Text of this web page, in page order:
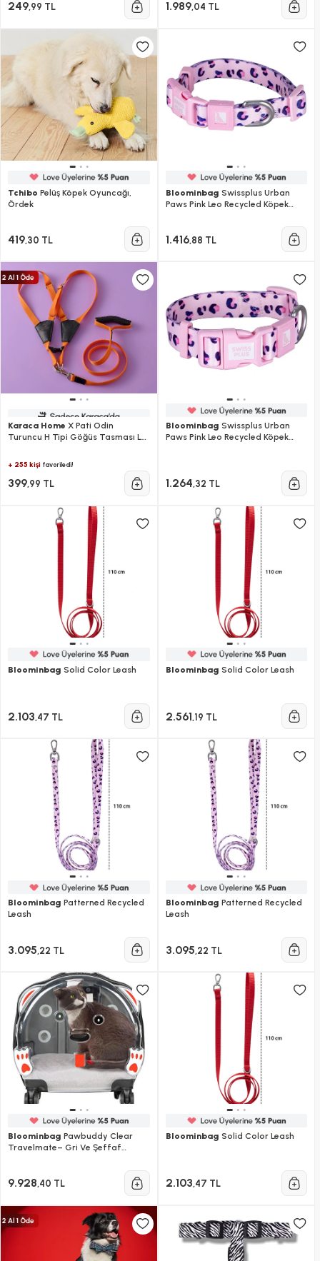
249,99 TL 1.989,04 TL
Tchibo Pelüş Köpek Oyuncağı,
Ördek
419,30 TL
Bloominbag Swissplus Urban
Paws Pink Leo Recycled Köpek
1.416,88 TL
Karaca Home X Pati Odin
Turuncu H Tipi Göğüs Tasması L
+ 255 kişi favoriledi!
399,99 TL
Bloominbag Swissplus Urban
Paws Pink Leo Recycled Köpek
1.264,32 TL
Bloominbag Solid Color Leash
2.103,47 TL
Bloominbag Solid Color Leash
2.561,19 TL
Bloominbag Patterned Recycled
Leash
3.095,22 TL
Bloominbag Patterned Recycled
Leash
3.095,22 TL
Bloominbag Pawbuddy Clear
Travelmate– Gri Ve Şeffaf
9.928,40 TL
Bloominbag Solid Color Leash
2.103,47 TL